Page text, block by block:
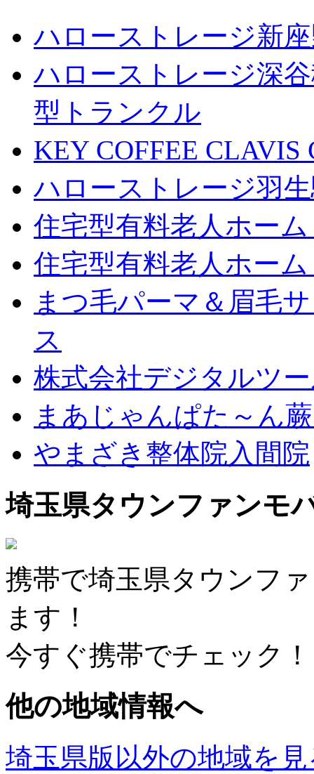
ハローストレージ新
ハローストレージ深
型トランクル
KEY COFFEE
ハローストレージ羽
住宅型有料老人ホー
住宅型有料老人ホー
まつ毛パーマ＆眉毛
ス
株式会社デジタルツ
まあじゃんぱた～ん
やまざき整体院入間院
埼玉県タウンファンモ
携帯で埼玉県タウンフ
ます！
今すぐ携帯でチェック！
他の地域情報へ
埼玉県版以外の地域を